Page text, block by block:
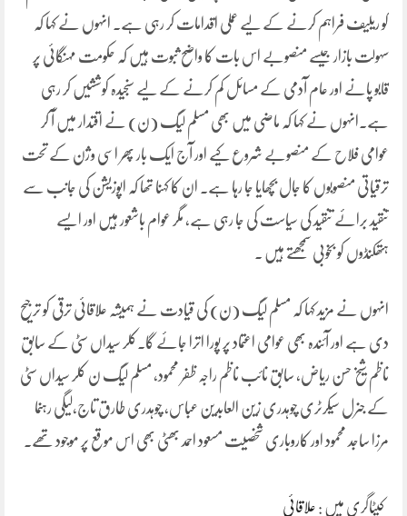
کو ریلیف فراہم کرنے کے لیے عملی اقدامات کر رہی ہے۔ انہوں نے کہا کہ
سہولت بازار جیسے منصوبے اس بات کا واضح ثبوت ہیں کہ حکومت مہنگائی پر
قابو پانے اور عام آدمی کے مسائل کم کرنے کے لیے سنجیدہ کوششیں کر رہی
ہے۔انہوں نے کہا کہ ماضی میں بھی مسلم لیگ (ن) نے اقتدار میں آ کر
عوامی فلاح کے منصوبے شروع کیے اور آج ایک بار پھر اسی وژن کے تحت
ترقیاتی منصوبوں کا جال بچھایا جا رہا ہے۔ ان کا کہنا تھا کہ اپوزیشن کی جانب سے
تنقید برائے تنقید کی سیاست کی جا رہی ہے، مگر عوام باشعور ہیں اور ایسے
ہتھکنڈوں کو بخوبی سمجھتے ہیں ۔
انہوں نے مزید کہا کہ مسلم لیگ (ن) کی قیادت نے ہمیشہ علاقائی ترقی کو ترجیح
دی ہے اور آئندہ بھی عوامی اعتماد پر پورا اترا جائے گا۔کلر سیداں سٹی کے سابق
ناظم شیخ حسن ریاض، سابق نائب ناظم راجہ ظفر محمود، مسلم لیگ ن کلر سیداں سٹی
کے جنرل سیکرٹری چوہدری زین العابدین عباس، چوہدری طارق تاج،لیگی رہنما
مرزا ساجد محمود اور کاروباری شخصیت مسعود احمد بھٹی بھی اس موقع پر موجود تھے۔
کیٹاگری میں : علاقائی